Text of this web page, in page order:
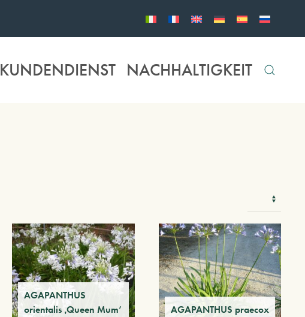
KUNDENDIENST NACHHALTIGKEIT
AGAPANTHUS
orientalis ‚Queen Mum‘
AGAPANTHUS praecox